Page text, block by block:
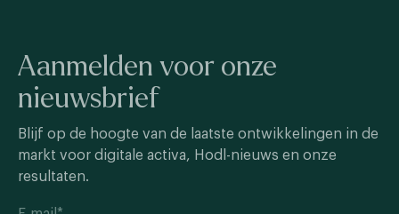
Aanmelden voor onze
nieuwsbrief
Blijf op de hoogte van de laatste ontwikkelingen in de
markt voor digitale activa, Hodl-nieuws en onze
resultaten.